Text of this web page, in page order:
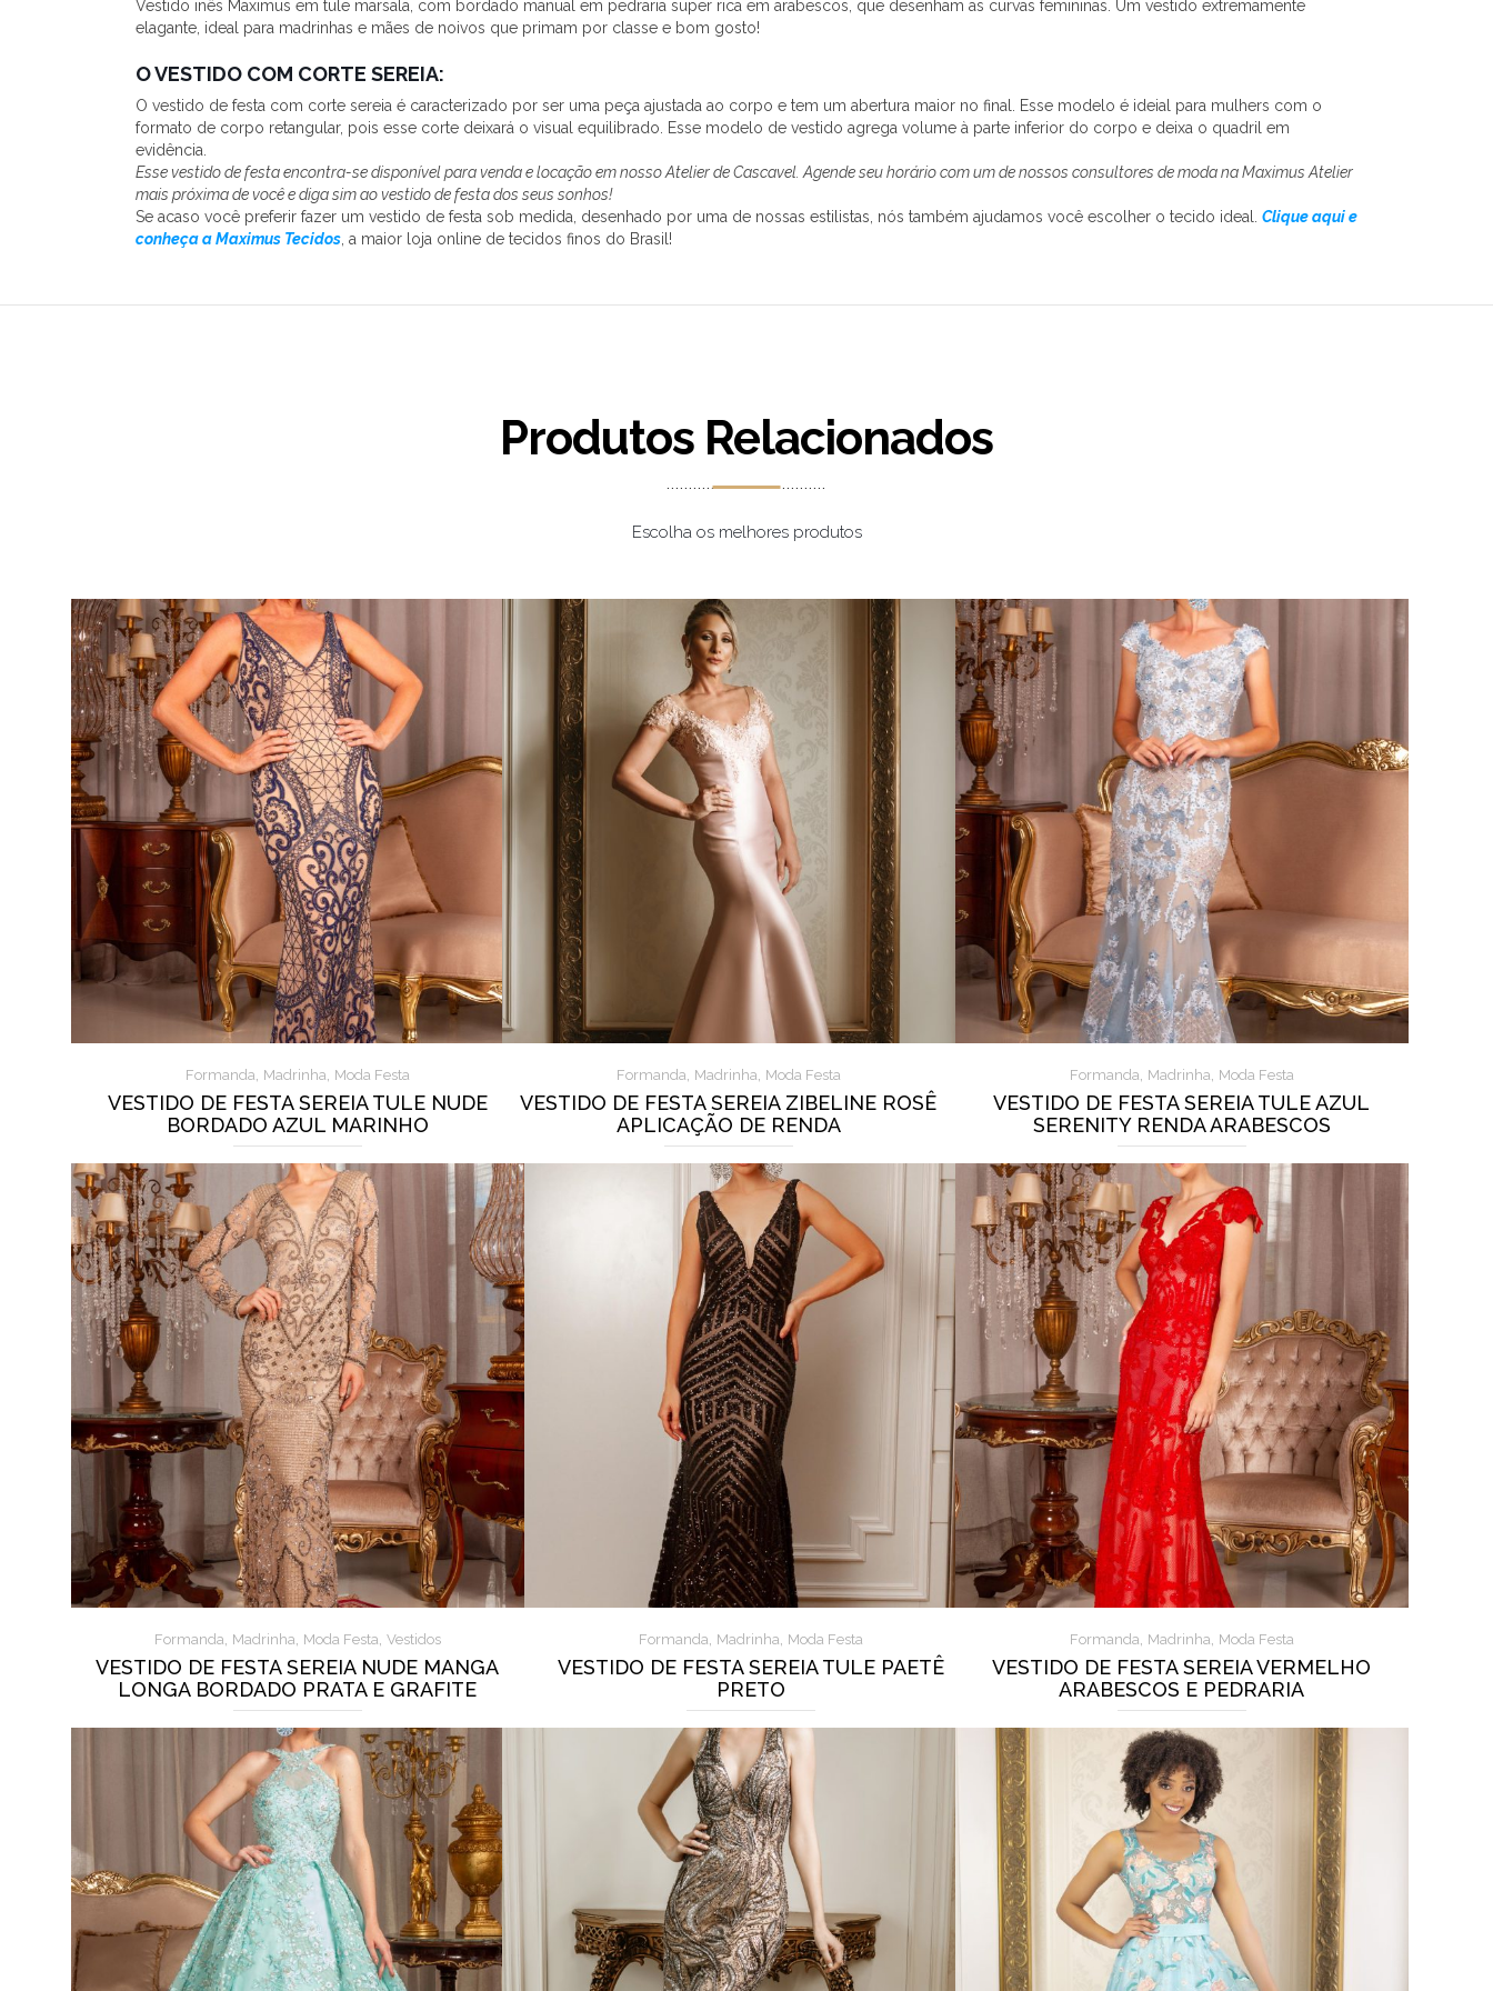
Vestido inês Maximus em tule marsala, com bordado manual em pedraria super rica em arabescos, que desenham as curvas femininas. Um vestido extremamente
elagante, ideal para madrinhas e mães de noivos que primam por classe e bom gosto!
O VESTIDO COM CORTE SEREIA:
O vestido de festa com corte sereia é caracterizado por ser uma peça ajustada ao corpo e tem um abertura maior no final. Esse modelo é ideial para mulhers com o
formato de corpo retangular, pois esse corte deixará o visual equilibrado. Esse modelo de vestido agrega volume à parte inferior do corpo e deixa o quadril em
evidência.
Esse vestido de festa encontra-se disponível para venda e locação em nosso Atelier de Cascavel. Agende seu horário com um de nossos consultores de moda na Maximus Atelier
mais próxima de você e diga sim ao vestido de festa dos seus sonhos!
Se acaso você preferir fazer um vestido de festa sob medida, desenhado por uma de nossas estilistas, nós também ajudamos você escolher o tecido ideal. Clique aqui e
conheça a Maximus Tecidos , a maior loja online de tecidos finos do Brasil!
Produtos Relacionados
Escolha os melhores produtos
Formanda, Madrinha, Moda Festa
VESTIDO DE FESTA SEREIA TULE NUDE
BORDADO AZUL MARINHO
Formanda, Madrinha, Moda Festa
VESTIDO DE FESTA SEREIA ZIBELINE ROSÊ
APLICAÇÃO DE RENDA
Formanda, Madrinha, Moda Festa
VESTIDO DE FESTA SEREIA TULE AZUL
SERENITY RENDA ARABESCOS
Formanda, Madrinha, Moda Festa, Vestidos
VESTIDO DE FESTA SEREIA NUDE MANGA
LONGA BORDADO PRATA E GRAFITE
Formanda, Madrinha, Moda Festa
VESTIDO DE FESTA SEREIA TULE PAETÊ
PRETO
Formanda, Madrinha, Moda Festa
VESTIDO DE FESTA SEREIA VERMELHO
ARABESCOS E PEDRARIA